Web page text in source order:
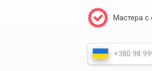
Мастера с